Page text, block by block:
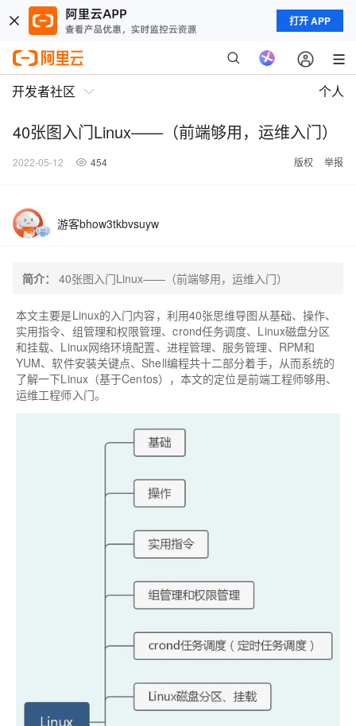
打开 APP
开发者社区 个人
40张图入门Linux——（前端够用，运维入门）
2022-05-12 454 版权 举报
游客bhow3tkbvsuyw
简介： 40张图入门Linux——（前端够用，运维入门）
本文主要是Linux的入门内容，利用40张思维导图从基础、操作、
实用指令、组管理和权限管理、crond任务调度、Linux磁盘分区
和挂载、Linux网络环境配置、进程管理、服务管理、RPM和
YUM、软件安装关键点、Shell编程共十二部分着手，从而系统的
了解一下Linux（基于Centos），本文的定位是前端工程师够用、
运维工程师入门。